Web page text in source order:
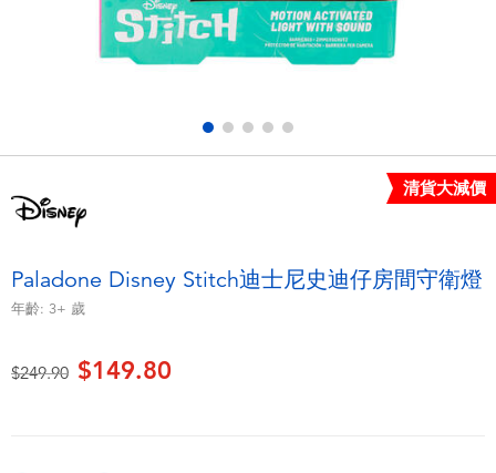
益智學習玩具
毛毛公仔玩具
夏日用品
LeapFrog跳跳蛙
清貨大減價
Paladone Disney Stitch迪士尼史迪仔房間守衛燈
年齡: 3+ 歲
價格從
$249.90至$149.80